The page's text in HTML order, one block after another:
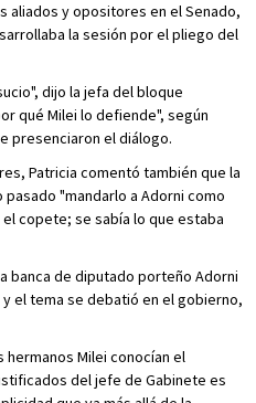
y opositores en el Senado,
la sesión por el pliego del
dijo la jefa del bloque
qué Milei lo defiende", según
presenciaron el diálogo.
Patricia comentó también que la
pasado "mandarlo a Adorni como
copete; se sabía lo que estaba
banca de diputado porteño Adorni
el tema se debatió en el gobierno,
hermanos Milei conocían el
del jefe de Gabinete es